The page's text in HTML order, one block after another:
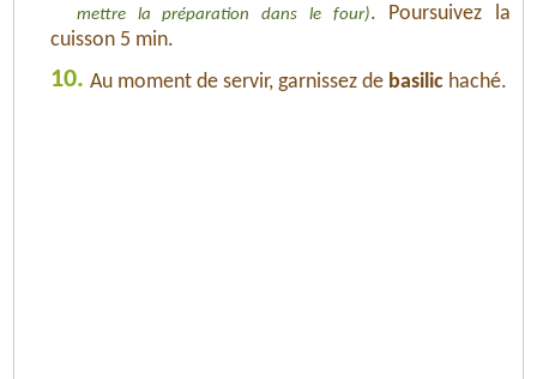
mettre la préparation dans le four). Poursuivez la
cuisson 5 min.
10. Au moment de servir, garnissez de basilic haché.